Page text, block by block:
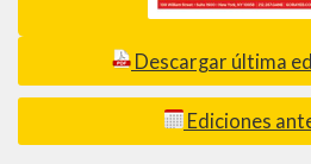
Descargar última
Ediciones